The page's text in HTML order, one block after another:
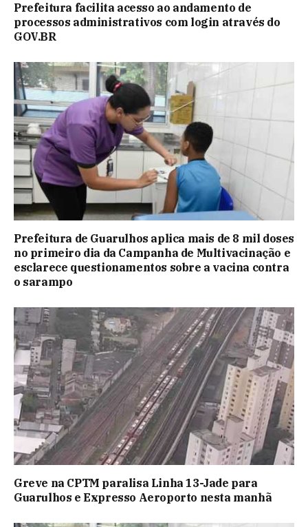
Prefeitura facilita acesso ao andamento de
processos administrativos com login através do
GOV.BR
Prefeitura de Guarulhos aplica mais de 8 mil doses
no primeiro dia da Campanha de Multivacinação e
esclarece questionamentos sobre a vacina contra
o sarampo
Greve na CPTM paralisa Linha 13-Jade para
Guarulhos e Expresso Aeroporto nesta manhã